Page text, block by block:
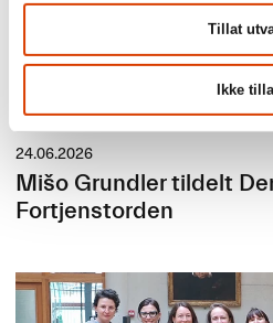
Tillat
Ikke
24.06.2026
Mišo Grundler tildelt
Fortjenstorden